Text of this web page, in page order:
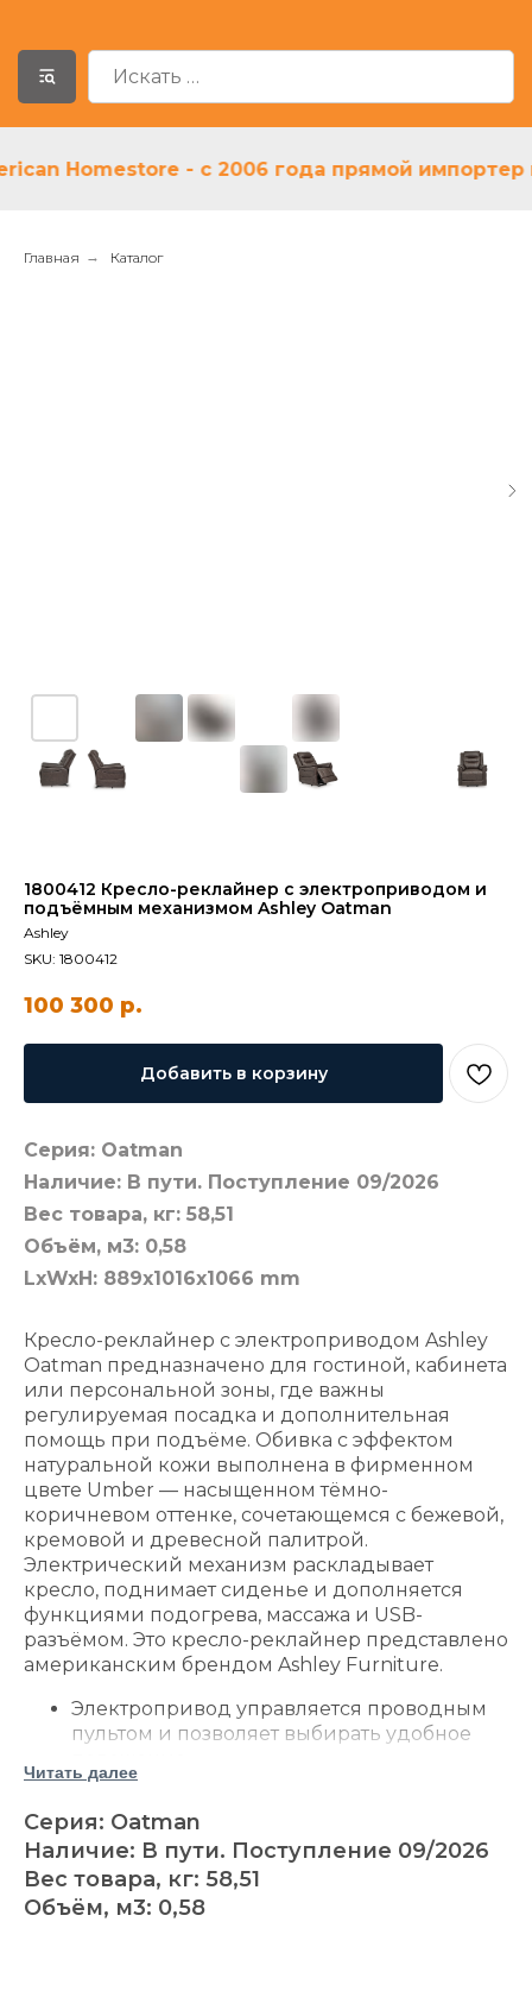
Homestore - с 2006 года прямой импортер и
Главная → Каталог
1800412 Кресло-реклайнер с электроприводом и
подъёмным механизмом Ashley Oatman
Ashley
SKU: 1800412
100 300 р.
Добавить в корзину
Серия: Oatman
Наличие: В пути. Поступление 09/2026
Вес товара, кг: 58,51
Объём, м3: 0,58
LxWxH: 889x1016x1066 mm
Кресло-реклайнер с электроприводом Ashley
Oatman предназначено для гостиной, кабинета
или персональной зоны, где важны
регулируемая посадка и дополнительная
помощь при подъёме. Обивка с эффектом
натуральной кожи выполнена в фирменном
цвете Umber — насыщенном тёмно-
коричневом оттенке, сочетающемся с бежевой,
кремовой и древесной палитрой.
Электрический механизм раскладывает
кресло, поднимает сиденье и дополняется
функциями подогрева, массажа и USB-
разъёмом. Это кресло-реклайнер представлено
американским брендом Ashley Furniture.
Электропривод управляется проводным
пультом и позволяет выбирать удобное
Подъёмно-наклонный механизм плавно
приподнимает сиденье и помогает
перейти из сидячего положения в
стоячее.
Предусмотрены функции подогрева и
массажа с автоматическим отключением
Читать далее
Серия: Oatman
Наличие: В пути. Поступление 09/2026
Вес товара, кг: 58,51
Объём, м3: 0,58